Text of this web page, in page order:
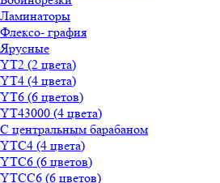
Ламинаторы
Флексо- графия
Ярусные
YT2 (2 цвета)
YT4 (4 цвета)
YT6 (6 цветов)
YT43000 (4 цвета)
С центральным барабаном
YТС4 (4 цвета)
YТС6 (6 цветов)
YТСC6 (6 цветов)